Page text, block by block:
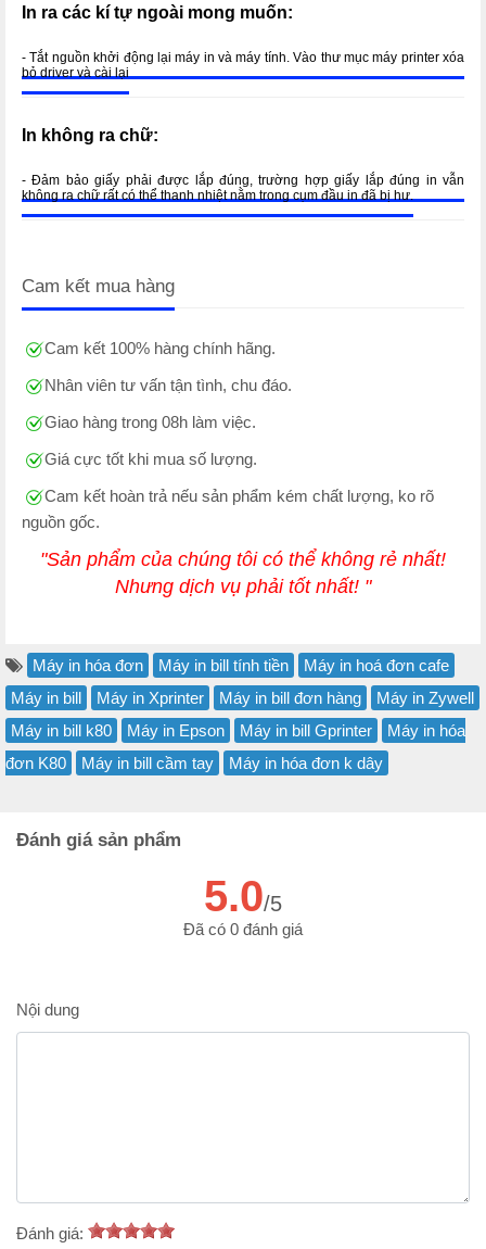
In ra các kí tự ngoài mong muốn:
- Tắt nguồn khởi động lại máy in và máy tính. Vào thư mục máy printer xóa
bỏ driver và cài lại
In không ra chữ:
- Đảm bảo giấy phải được lắp đúng, trường hợp giấy lắp đúng in vẫn
không ra chữ rất có thể thanh nhiệt nằm trong cụm đầu in đã bị hư.
Cam kết mua hàng
Cam kết 100% hàng chính hãng.
Nhân viên tư vấn tận tình, chu đáo.
Giao hàng trong 08h làm việc.
Giá cực tốt khi mua số lượng.
Cam kết hoàn trả nếu sản phẩm kém chất lượng, ko rõ
nguồn gốc.
"Sản phẩm của chúng tôi có thể không rẻ nhất!
Nhưng dịch vụ phải tốt nhất! "
Máy in hóa đơn Máy in bill tính tiền
Máy in hoá đơn cafe
Máy in bill
Máy in Xprinter Máy in bill đơn hàng
Máy in Zywell
Máy in bill k80
Máy in Epson Máy in bill Gprinter
Máy in hóa
đơn K80
Máy in bill cầm tay Máy in hóa đơn k dây
Đánh giá sản phẩm
5.0/5
Đã có 0 đánh giá
Nội dung
Đánh giá: